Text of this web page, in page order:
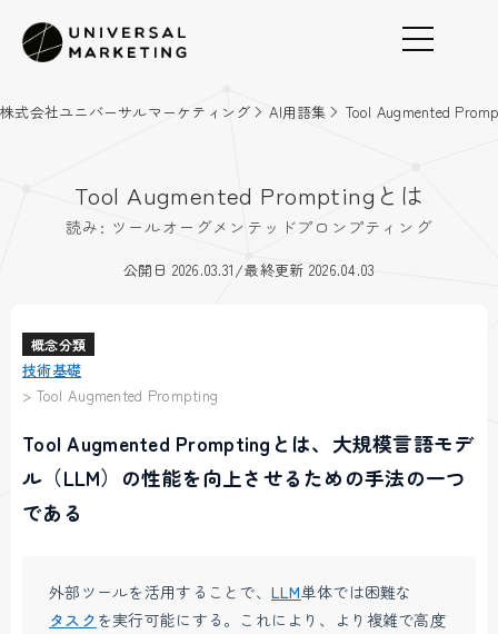
株式会社ユニバーサルマーケティング AI用語集 Tool Augmented
Tool Augmented Promptingとは
読み: ツールオーグメンテッドプロンプティング
公開日 2026.03.31/最終更新 2026.04.03
概念分類
技術基礎
> Tool Augmented Prompting
Tool Augmented Promptingとは、大規模言語モデ
ル（LLM）の性能を向上させるための手法の一つ
である
外部ツールを活用することで、 LLM単体では困難な
タスク を実行可能にする。これにより、より複雑で高度